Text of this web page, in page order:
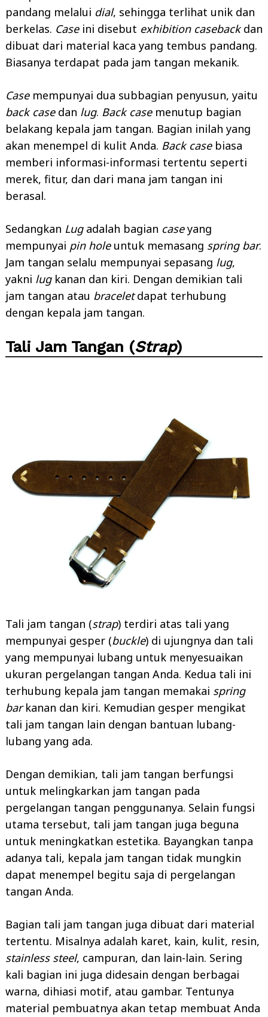
pandang melalui dial, sehingga terlihat unik dan
berkelas. Caseini disebut exhibition casebackdan
dibuat dari material kaca yang tembus pandang.
Biasanya terdapat pada jam tangan mekanik.
Casemempunyai dua subbagian penyusun, yaitu
back casedan lug. Back casemenutup bagian
belakang kepala jam tangan. Bagian inilah yang
akan menempel di kulit Anda. Back casebiasa
memberi informasi-informasi tertentu seperti
merek, fitur, dan dari mana jam tangan ini
berasal.
Sedangkan Lugadalah bagian caseyang
mempunyai pin holeuntuk memasang spring bar.
Jam tangan selalu mempunyai sepasang lug,
yakni lugkanan dan kiri. Dengan demikian tali
jam tangan atau braceletdapat terhubung
dengan kepala jam tangan.
Tali Jam Tangan (Strap)
Tali jam tangan (strap) terdiri atas tali yang
mempunyai gesper (buckle) di ujungnya dan tali
yang mempunyai lubang untuk menyesuaikan
ukuran pergelangan tangan Anda. Kedua tali ini
terhubung kepala jam tangan memakai spring
barkanan dan kiri. Kemudian gesper mengikat
tali jam tangan lain dengan bantuan lubang-
lubang yang ada.
Dengan demikian, tali jam tangan berfungsi
untuk melingkarkan jam tangan pada
pergelangan tangan penggunanya. Selain fungsi
utama tersebut, tali jam tangan juga beguna
untuk meningkatkan estetika. Bayangkan tanpa
adanya tali, kepala jam tangan tidak mungkin
dapat menempel begitu saja di pergelangan
tangan Anda.
Bagian tali jam tangan juga dibuat dari material
tertentu. Misalnya adalah karet, kain, kulit, resin,
stainless steel, campuran, dan lain-lain. Sering
kali bagian ini juga didesain dengan berbagai
warna, dihiasi motif, atau gambar. Tentunya
material pembuatnya akan tetap membuat Anda